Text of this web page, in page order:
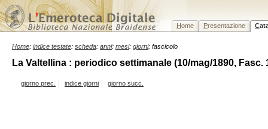
Home Presentazione C
Home: indice testate: scheda: anni: mesi: giorni: fascicolo
La Valtellina : periodico settimanale (10/mag/1890, Fasc.
giorno prec. indice giorni giorno succ.